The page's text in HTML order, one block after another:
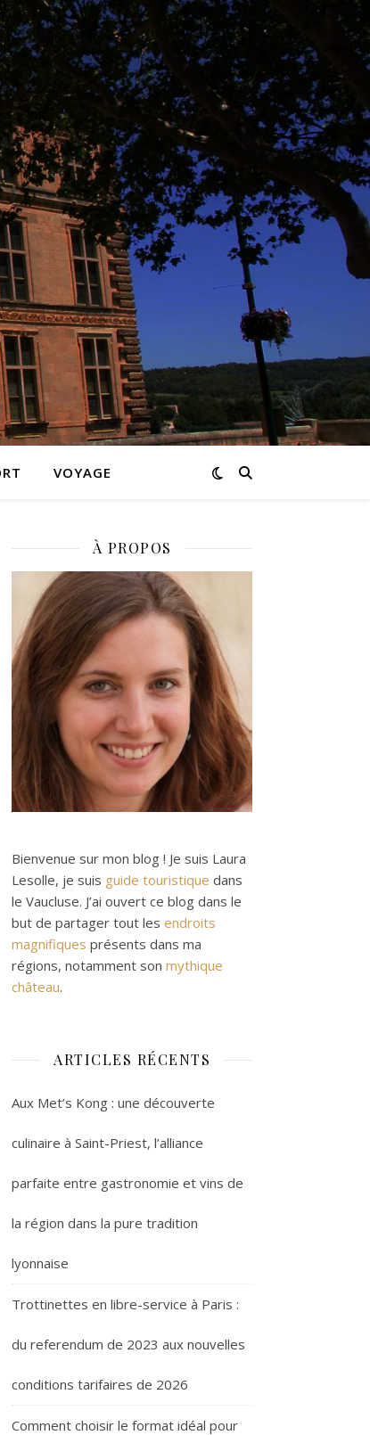
VOYAGE
À PROPOS
Bienvenue sur mon blog ! Je suis Laura
Lesolle, je suis guide touristique dans
le Vaucluse. J’ai ouvert ce blog dans le
but de partager tout les endroits
magnifiques présents dans ma
régions, notamment son mythique
château.
ARTICLES RÉCENTS
Aux Met’s Kong : une découverte
culinaire à Saint-Priest, l’alliance
parfaite entre gastronomie et vins de
la région dans la pure tradition
lyonnaise
Trottinettes en libre-service à Paris :
du referendum de 2023 aux nouvelles
conditions tarifaires de 2026
Comment choisir le format idéal pour